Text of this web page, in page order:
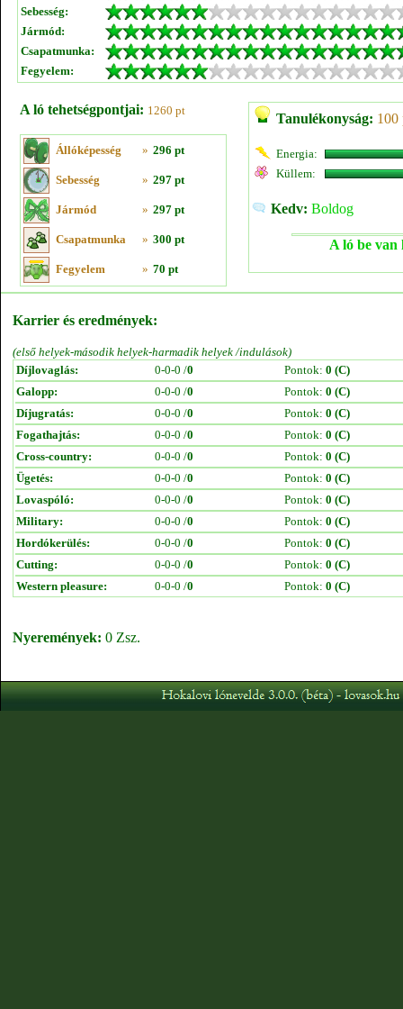
Sebesség:
Jármód:
Csapatmunka:
Fegyelem:
A ló tehetségpontjai: 1260 pt
Állóképesség » 296 pt
Sebesség » 297 pt
Jármód » 297 pt
Csapatmunka » 300 pt
Fegyelem » 70 pt
Tanulékonyság: 100
Energia:
Küllem:
Kedv: Boldog
A ló be van
Karrier és eredmények:
(első helyek-második helyek-harmadik helyek /indulások)
Díjlovaglás:
0-0-0 /0 Pontok: 0 (C)
Galopp:
0-0-0 /0 Pontok: 0 (C)
Díjugratás:
0-0-0 /0 Pontok: 0 (C)
Fogathajtás:
0-0-0 /0 Pontok: 0 (C)
Cross-country:
0-0-0 /0 Pontok: 0 (C)
Ügetés:
0-0-0 /0 Pontok: 0 (C)
Lovaspóló:
0-0-0 /0 Pontok: 0 (C)
Military:
0-0-0 /0 Pontok: 0 (C)
Hordókerülés:
0-0-0 /0 Pontok: 0 (C)
Cutting:
0-0-0 /0 Pontok: 0 (C)
Western pleasure:
0-0-0 /0 Pontok: 0 (C)
Nyeremények: 0 Zsz.